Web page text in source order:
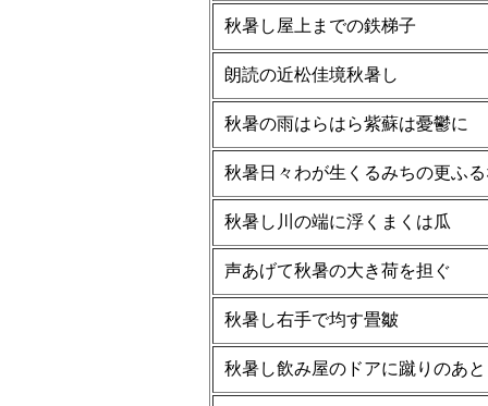
秋暑し屋上までの鉄梯子
朗読の近松佳境秋暑し
秋暑の雨はらはら紫蘇は憂鬱に
秋暑日々わが生くるみちの更ふ
秋暑し川の端に浮くまくは瓜
声あげて秋暑の大き荷を担ぐ
秋暑し右手で均す畳皺
秋暑し飲み屋のドアに蹴りのあと